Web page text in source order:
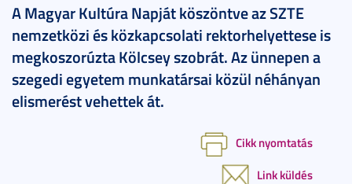
A Magyar Kultúra Napját köszöntve az SZTE
nemzetközi és közkapcsolati rektorhelyettese is
megkoszorúzta Kölcsey szobrát. Az ünnepen a
szegedi egyetem munkatársai közül néhányan
elismerést vehettek át.
Cikk nyomtatás
Link küldés